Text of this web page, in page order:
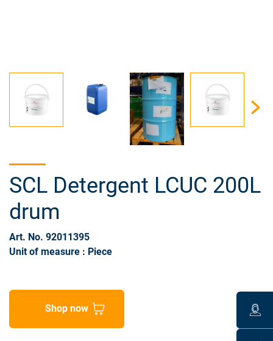
SCL Detergent LCUC 200L
drum
Art. No. 92011395
Unit of measure : Piece
Shop now